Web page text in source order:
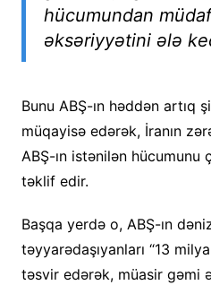
hücumundan
əksəriyyətini ələ
Bunu ABŞ-ın həddən artıq
müqayisə edərək, İranın
ABŞ-ın istənilən
təklif edir.
Başqa yerdə o, ABŞ-ın
təyyarədaşıyanları “13
təsvir edərək, müasir gəmi